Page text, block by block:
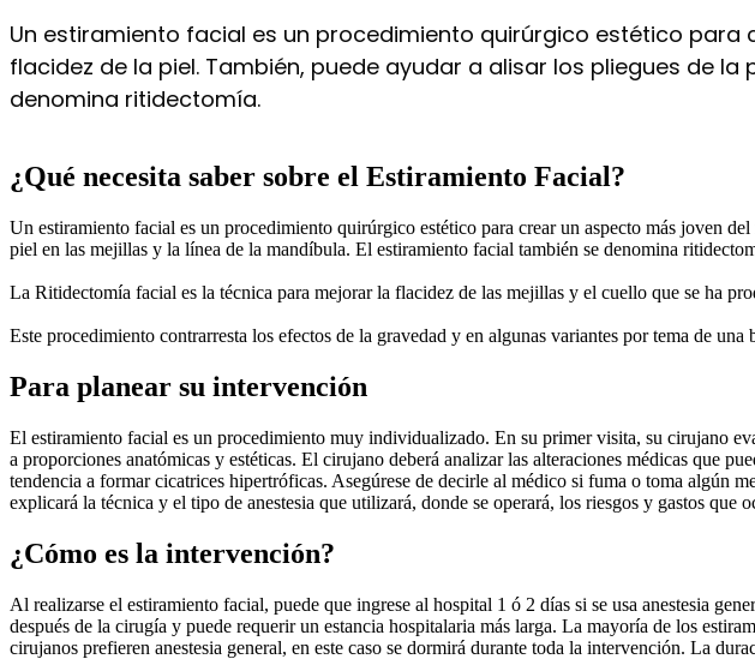
Un estiramiento facial es un procedimiento quirúrgico estético
flacidez de la piel. También, puede ayudar a alisar los pliegues de
denomina ritidectomía.
¿Qué necesita saber sobre el Estiramiento Facial?
Un estiramiento facial es un procedimiento quirúrgico estético para crear un aspecto más joven
piel en las mejillas y la línea de la mandíbula. El estiramiento facial también se denomina
La Ritidectomía facial es la técnica para mejorar la flacidez de las mejillas y el cuello que se ha
Este procedimiento contrarresta los efectos de la gravedad y en algunas variantes por tema de una
Para planear su intervención
El estiramiento facial es un procedimiento muy individualizado. En su primer visita, su cirujano
a proporciones anatómicas y estéticas. El cirujano deberá analizar las alteraciones médicas que
tendencia a formar cicatrices hipertróficas. Asegúrese de decirle al médico si fuma o toma algún
explicará la técnica y el tipo de anestesia que utilizará, donde se operará, los riesgos y gastos que
¿Cómo es la intervención?
Al realizarse el estiramiento facial, puede que ingrese al hospital 1 ó 2 días si se usa anestesia
después de la cirugía y puede requerir un estancia hospitalaria más larga. La mayoría de los
cirujanos prefieren anestesia general, en este caso se dormirá durante toda la intervención. La